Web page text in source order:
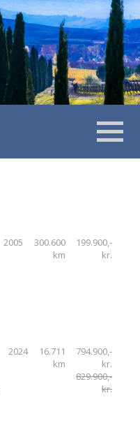
2005
300.600
km
199.900,-
kr.
2024
16.711
km
794.900,-
kr.
829.900,-
kr.